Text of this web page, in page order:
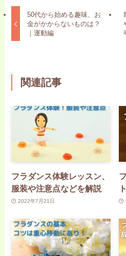
50代から始める趣味、お
金がかからないものは？
｜運動編
関連記事
フラダンス体験レッスン、
服装や注意点などを解説
2022年7月21日